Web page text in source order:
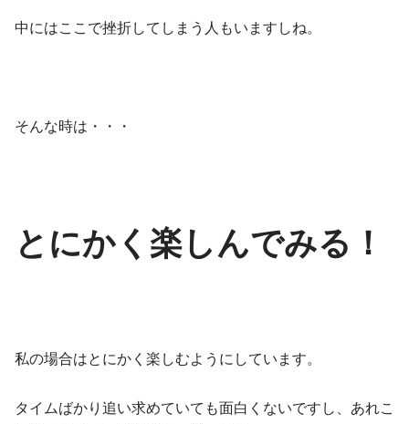
中にはここで挫折してしまう人もいますしね。
そんな時は・・・
とにかく楽しんでみる！
私の場合はとにかく楽しむようにしています。
タイムばかり追い求めていても面白くないですし、あれこ